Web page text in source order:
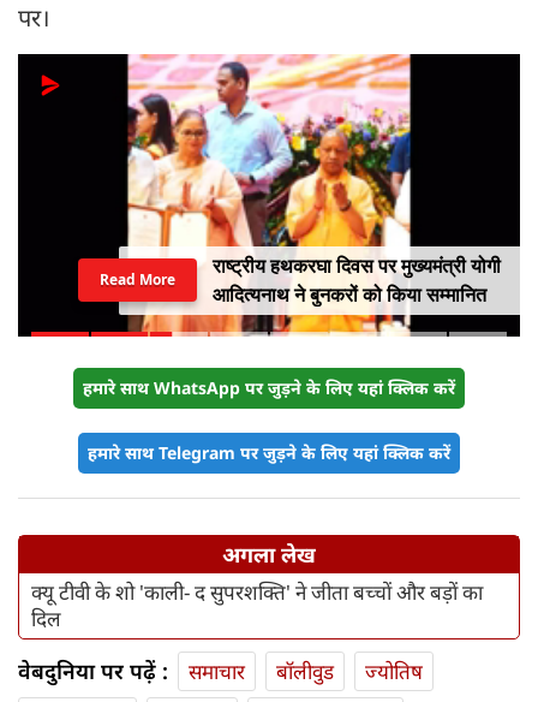
पर।
राष्ट्रीय हथकरघा दिवस पर मुख्यमंत्री योगी
आदित्यनाथ ने बुनकरों को किया सम्मानित
Read More
हमारे साथ WhatsApp पर जुड़ने के लिए यहां क्लिक करें
हमारे साथ Telegram पर जुड़ने के लिए यहां क्लिक करें
अगला लेख
क्यू टीवी के शो 'काली- द सुपरशक्ति' ने जीता बच्चों और बड़ों का
दिल
वेबदुनिया पर पढ़ें : समाचार बॉलीवुड
ज्योतिष